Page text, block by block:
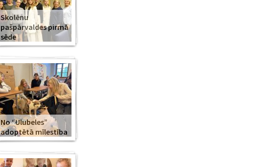
Skolēnu
pašpārvaldes pirmā
sēde
No “Ulubeles”
adoptētā mīlestība